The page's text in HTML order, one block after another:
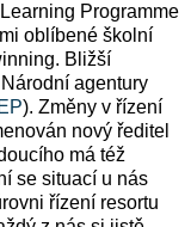
Programme
oblíbené školní
Bližší
agentury
). Změny v řízení
nový ředitel
má též
se situací u nás
řízení resortu